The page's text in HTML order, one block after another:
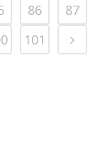
86 87
101